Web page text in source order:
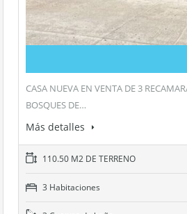
CASA NUEVA EN VENTA DE 3
BOSQUES DE…
Más detalles
110.50 M2 DE TERRENO
3 Habitaciones